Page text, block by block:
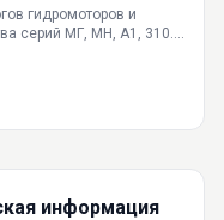
гидромоторов и
серий МГ, МН, А1, 310.
информация